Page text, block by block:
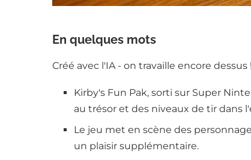
En quelques mots
Créé avec l'IA - on travaille encore
Kirby's Fun Pak, sorti sur Super
au trésor et des niveaux de tir dans
Le jeu met en scène des
un plaisir supplémentaire.